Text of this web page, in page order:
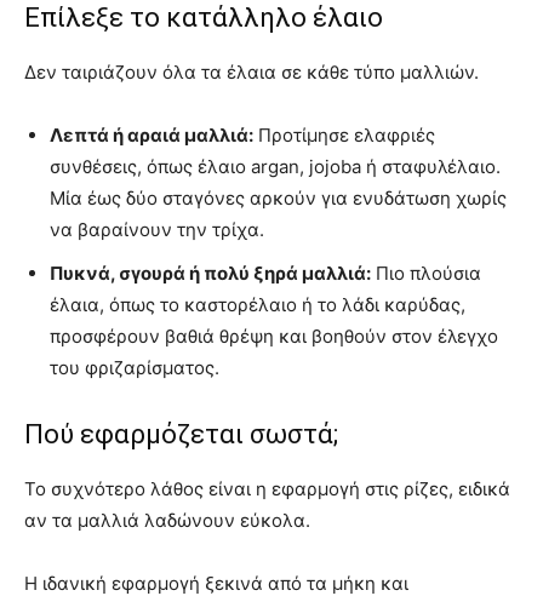
Επίλεξε το κατάλληλο έλαιο
Δεν ταιριάζουν όλα τα έλαια σε κάθε τύπο μαλλιών.
Λεπτά ή αραιά μαλλιά: Προτίμησε ελαφριές
συνθέσεις, όπως έλαιο argan, jojoba ή σταφυλέλαιο.
Μία έως δύο σταγόνες αρκούν για ενυδάτωση χωρίς
να βαραίνουν την τρίχα.
Πυκνά, σγουρά ή πολύ ξηρά μαλλιά: Πιο πλούσια
έλαια, όπως το καστορέλαιο ή το λάδι καρύδας,
προσφέρουν βαθιά θρέψη και βοηθούν στον έλεγχο
του φριζαρίσματος.
Πού εφαρμόζεται σωστά;
Το συχνότερο λάθος είναι η εφαρμογή στις ρίζες, ειδικά
αν τα μαλλιά λαδώνουν εύκολα.
Η ιδανική εφαρμογή ξεκινά από τα μήκη και